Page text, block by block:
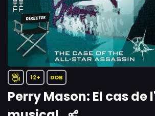
12+ DOB
Perry Mason: El cas de